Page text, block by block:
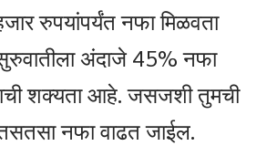
रुपयांपर्यंत नफा मिळवता
अंदाजे 45% नफा
शक्यता आहे. जसजशी तुमची
नफा वाढत जाईल.